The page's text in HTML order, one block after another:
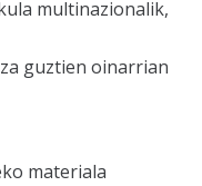
multinazionalik,
guztien oinarrian
materiala